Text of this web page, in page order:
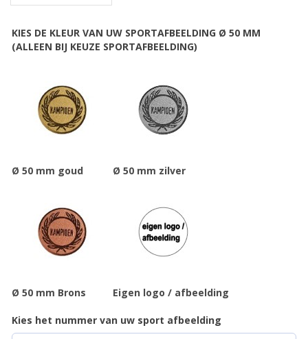
KIES DE KLEUR VAN UW SPORTAFBEELDING Ø 50 MM
(ALLEEN BIJ KEUZE SPORTAFBEELDING)
Ø 50 mm goud Ø 50 mm zilver
Ø 50 mm Brons Eigen logo / afbeelding
Kies het nummer van uw sport afbeelding